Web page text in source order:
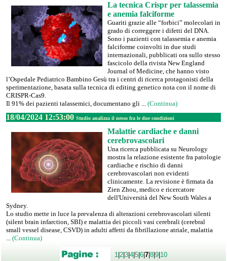
La tecnica Crispr per talassemia
e anemia falciforme
Guariti grazie alle “forbici” molecolari in
grado di correggere i difetti del DNA.
Sono i pazienti con talassemia e anemia
falciforme coinvolti in due studi
internazionali, pubblicati ora sullo stesso
fascicolo della rivista New England
Journal of Medicine, che hanno visto
l’Ospedale Pediatrico Bambino Gesù tra i centri di ricerca protagonisti della
sperimentazione, basata sulla tecnica di editing genetico nota con il nome di
CRISPR-Cas9.
Il 91% dei pazienti talassemici, documentano gli ... (Continua)
18/04/2024 12:53:00 Studio analizza il nesso fra le due condizioni
Malattie cardiache e danni
cerebrovascolari
Una ricerca pubblicata su Neurology
mostra la relazione esistente fra patologie
cardiache e rischio di danni
cerebrovascolari non evidenti
clinicamente. La revisione è firmata da
Zien Zhou, medico e ricercatore
dell'Università del New South Wales a
Sydney.
Lo studio mette in luce la prevalenza di alterazioni cerebrovascolari silenti
(silent brain infarction, SBI) e malattia dei piccoli vasi cerebrali (cerebral
small vessel disease, CSVD) in adulti affetti da fibrillazione atriale, malattia
... (Continua)
1 |2|3|4|5|6|7|8|9|10